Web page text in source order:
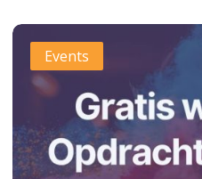
Online
webinar
“Opdrachtnemen
opdrachtgeven”
Events